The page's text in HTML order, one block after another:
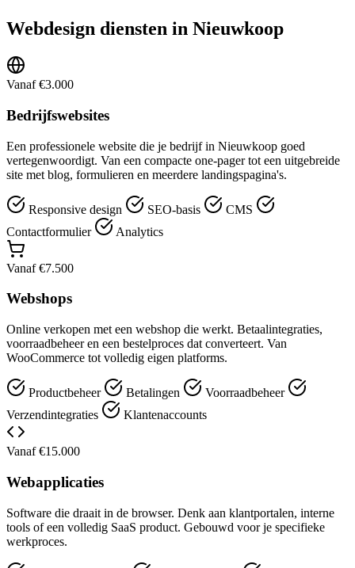
Webdesign diensten in Nieuwkoop
Vanaf €3.000
Bedrijfswebsites
Een professionele website die je bedrijf in Nieuwkoop goed
vertegenwoordigt. Van een compacte one-pager tot een uitgebreide
site met blog, formulieren en meerdere landingspagina's.
Responsive design SEO-basis
CMS
Contactformulier
Analytics
Vanaf €7.500
Webshops
Online verkopen met een webshop die werkt. Betaalintegraties,
voorraadbeheer en een bestelproces dat converteert. Van
WooCommerce tot volledig eigen platforms.
Productbeheer Betalingen
Voorraadbeheer
Verzendintegraties
Klantenaccounts
Vanaf €15.000
Webapplicaties
Software die draait in de browser. Denk aan klantportalen, interne
tools of een volledig SaaS product. Gebouwd voor je specifieke
werkproces.